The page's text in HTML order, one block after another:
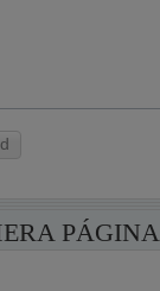
PÁGINA